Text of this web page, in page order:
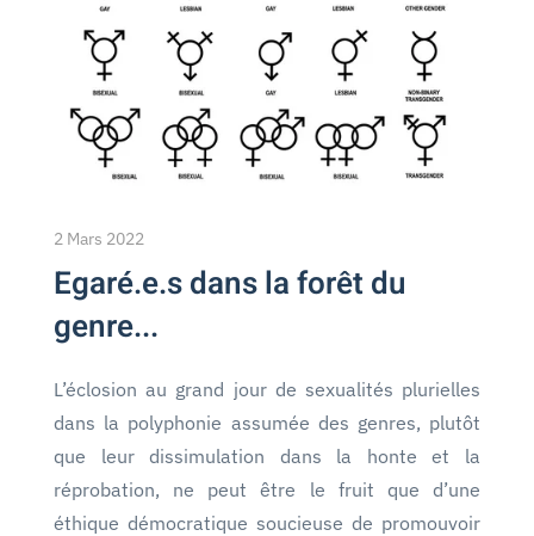
2 Mars 2022
Egaré.e.s dans la forêt du
genre...
L’éclosion au grand jour de sexualités plurielles
dans la polyphonie assumée des genres, plutôt
que leur dissimulation dans la honte et la
réprobation, ne peut être le fruit que d’une
éthique démocratique soucieuse de promouvoir